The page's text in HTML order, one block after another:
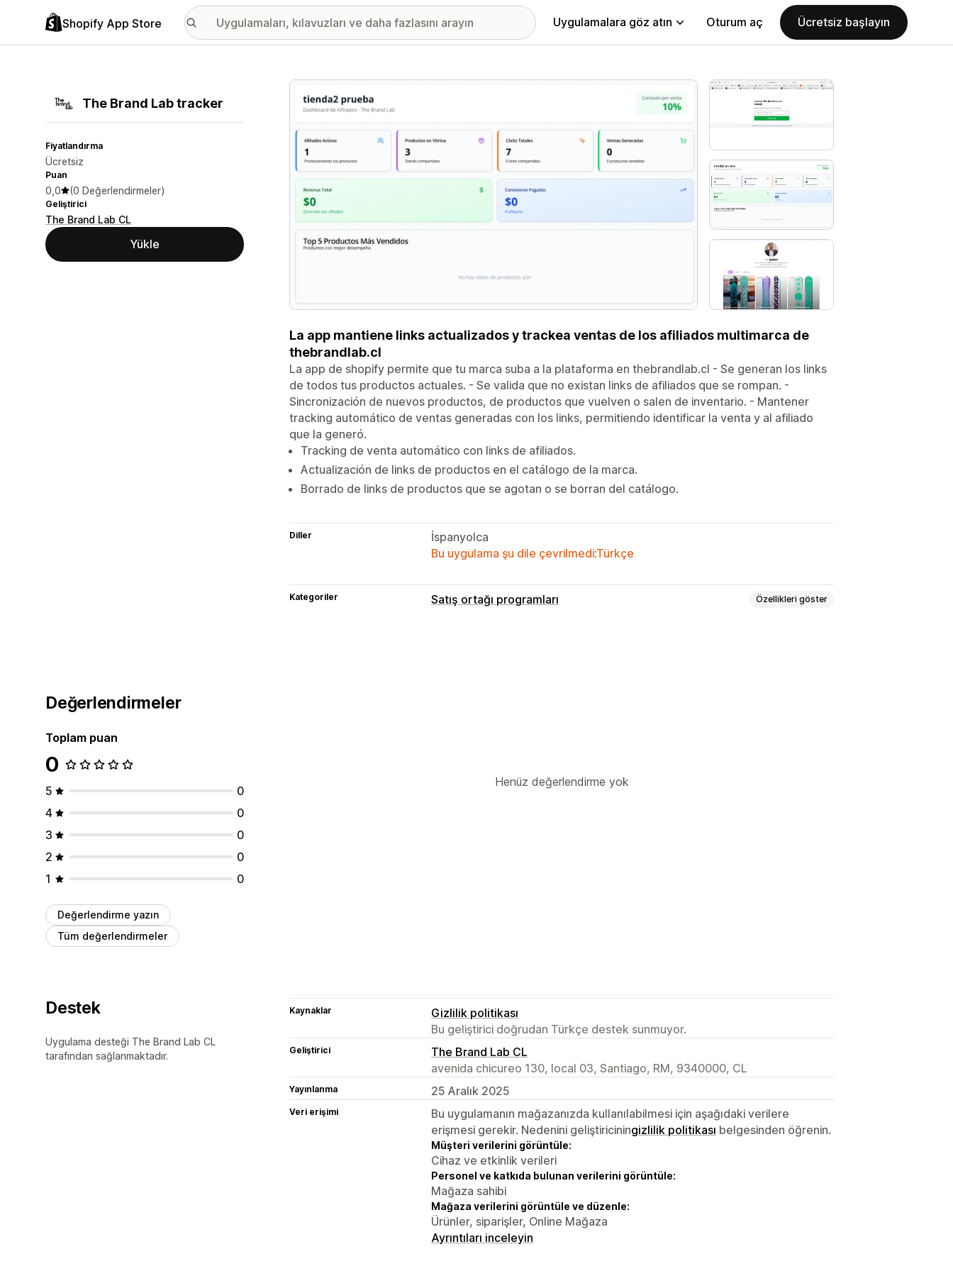
Shopify App Store Uygulamalara göz atın Oturum aç Ücretsiz başlayın
The Brand Lab tracker
Fiyatlandırma
Ücretsiz
Puan
0,0 (0 Değerlendirmeler)
Geliştirici
The Brand Lab CL
Yükle
Öne çıkan görsel galerisi
La app mantiene links actualizados y trackea ventas de los afiliados multimarca de
thebrandlab.cl
La app de shopify permite que tu marca suba a la plataforma en thebrandlab.cl - Se generan los links
de todos tus productos actuales. - Se valida que no existan links de afiliados que se rompan. -
Sincronización de nuevos productos, de productos que vuelven o salen de inventario. - Mantener
tracking automático de ventas generadas con los links, permitiendo identificar la venta y al afiliado
que la generó.
Tracking de venta automático con links de afiliados.
Actualización de links de productos en el catálogo de la marca.
Borrado de links de productos que se agotan o se borran del catálogo.
Diller
İspanyolca
Bu uygulama şu dile çevrilmedi:Türkçe
Kategoriler Satış ortağı programları Özellikleri göster
Değerlendirmeler
Toplam puan
0
5
0
4
0
3
0
2
0
1
0
Değerlendirme yazın
Tüm değerlendirmeler
Henüz değerlendirme yok
Destek
Uygulama desteği The Brand Lab CL
tarafından sağlanmaktadır.
Kaynaklar
Gizlilik politikası
Bu geliştirici doğrudan Türkçe destek sunmuyor.
Geliştirici
The Brand Lab CL
avenida chicureo 130, local 03, Santiago, RM, 9340000, CL
Yayınlanma 25 Aralık 2025
Veri erişimi
Bu uygulamanın mağazanızda kullanılabilmesi için aşağıdaki verilere
erişmesi gerekir. Nedenini geliştiriciningizlilik politikası belgesinden öğrenin.
Müşteri verilerini görüntüle:
Cihaz ve etkinlik verileri
Personel ve katkıda bulunan verilerini görüntüle:
Mağaza sahibi
Mağaza verilerini görüntüle ve düzenle:
Ürünler, siparişler, Online Mağaza
Ayrıntıları inceleyin